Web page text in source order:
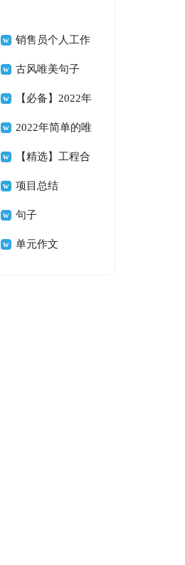
销售员个人工作
总结古风唯美句子
【推荐】【必备】2022年
唯美意境句子集锦
56句
2022年简单的唯
美古风句子锦集69
条
【精选】工程合
同模板锦集5篇
项目总结
句子
单元作文